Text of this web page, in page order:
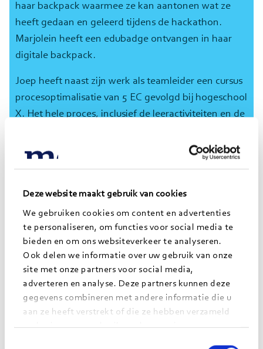
Deze website maakt gebruik van cookies
We gebruiken cookies om content en advertenties
te personaliseren, om functies voor social media te
bieden en om ons websiteverkeer te analyseren.
Ook delen we informatie over uw gebruik van onze
site met onze partners voor social media,
adverteren en analyse. Deze partners kunnen deze
gegevens combineren met andere informatie die u
aan ze heeft verstrekt of die ze hebben verzameld
op basis van uw gebruik van hun services.
haar backpack waarmee ze kan aantonen wat ze
heeft gedaan en geleerd tijdens de hackathon.
Marjolein heeft een edubadge ontvangen in haar
digitale backpack.
Joep heeft naast zijn werk als teamleider een cursus
procesoptimalisatie van 5 EC gevolgd bij hogeschool
X. Het hele proces, inclusief de leeractiviteiten en de
onderliggende landelijke kwaliteitskader. De badge
die Joep na afronding in zijn digitale backpack